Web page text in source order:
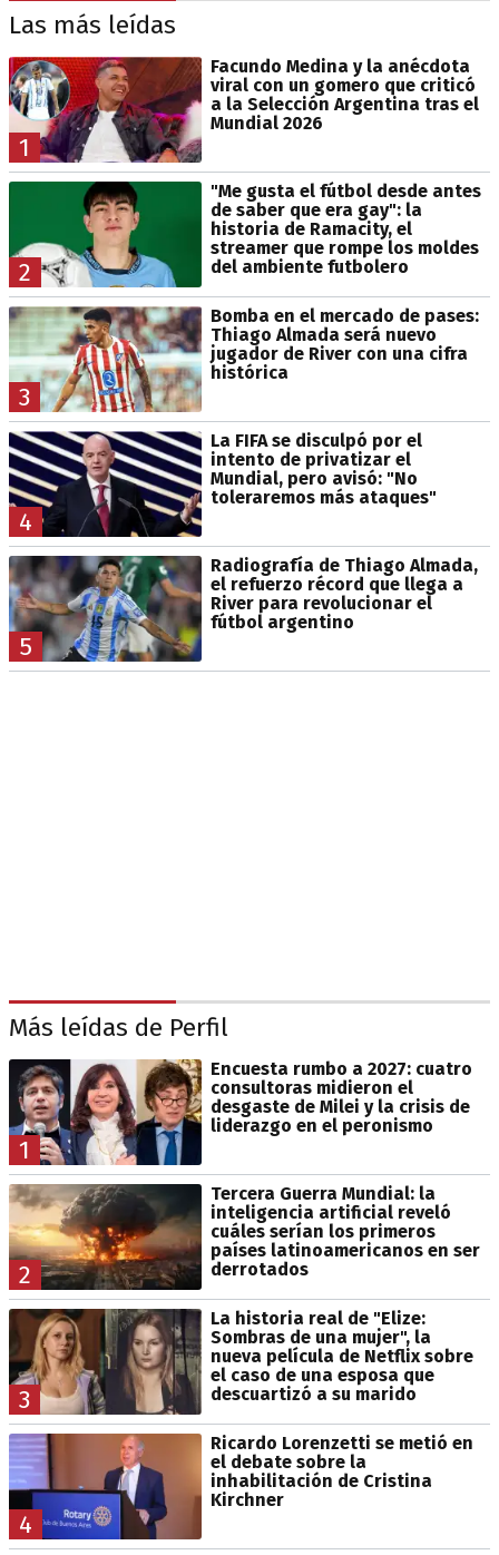
Las más leídas
1
Facundo Medina y la anécdota
viral con un gomero que criticó
a la Selección Argentina tras el
Mundial 2026
2
"Me gusta el fútbol desde antes
de saber que era gay": la
historia de Ramacity, el
streamer que rompe los moldes
del ambiente futbolero
3
Bomba en el mercado de pases:
Thiago Almada será nuevo
jugador de River con una cifra
histórica
4
La FIFA se disculpó por el
intento de privatizar el
Mundial, pero avisó: "No
toleraremos más ataques"
5
Radiografía de Thiago Almada,
el refuerzo récord que llega a
River para revolucionar el
fútbol argentino
Más leídas de Perfil
1
Encuesta rumbo a 2027: cuatro
consultoras midieron el
desgaste de Milei y la crisis de
liderazgo en el peronismo
2
Tercera Guerra Mundial: la
inteligencia artificial reveló
cuáles serían los primeros
países latinoamericanos en ser
derrotados
3
La historia real de "Elize:
Sombras de una mujer", la
nueva película de Netflix sobre
el caso de una esposa que
descuartizó a su marido
4
Ricardo Lorenzetti se metió en
el debate sobre la
inhabilitación de Cristina
Kirchner